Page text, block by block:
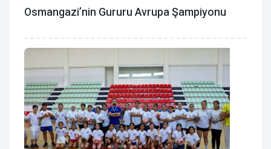
Osmangazi’nin Gururu Avrupa Şampiyonu